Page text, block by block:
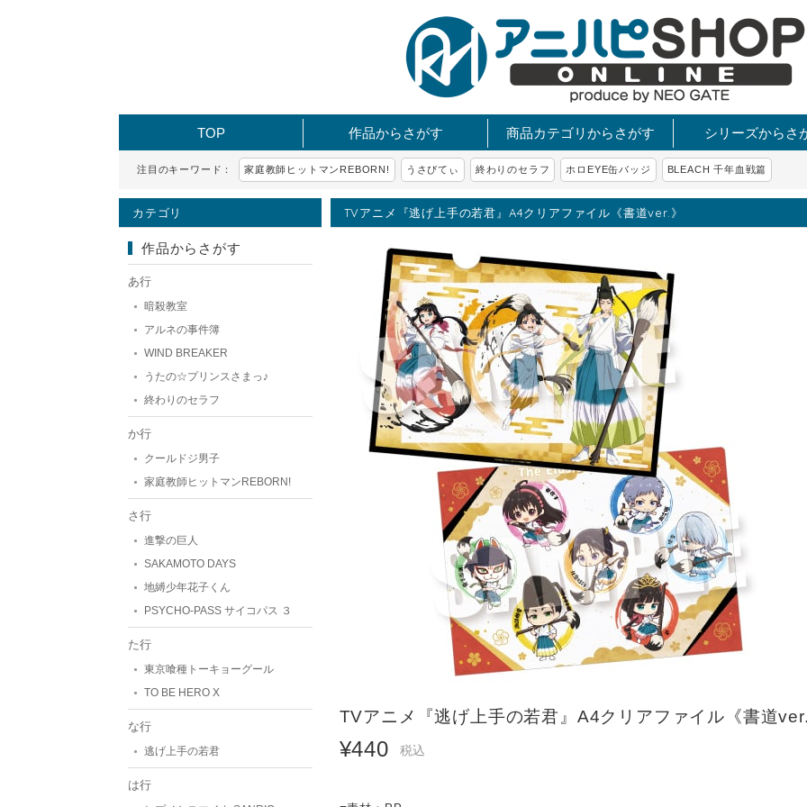
TOP 作品からさがす 商品カテゴリからさがす シリーズからさ
注目のキーワード： 家庭教師ヒットマンREBORN! うさびてぃ 終わりのセラフ ホロEYE缶バッジ BLEACH 千年血戦篇
カテゴリ
作品からさがす
あ行
暗殺教室
アルネの事件簿
WIND BREAKER
うたの☆プリンスさまっ♪
終わりのセラフ
か行
クールドジ男子
家庭教師ヒットマンREBORN!
さ行
進撃の巨人
SAKAMOTO DAYS
地縛少年花子くん
PSYCHO-PASS サイコパス ３
た行
東京喰種トーキョーグール
TO BE HERO X
な行
逃げ上手の若君
は行
TVアニメ『逃げ上手の若君』A4クリアファイル《書道ver.》
TVアニメ『逃げ上手の若君』A4クリアファイル《書道
¥440 税込